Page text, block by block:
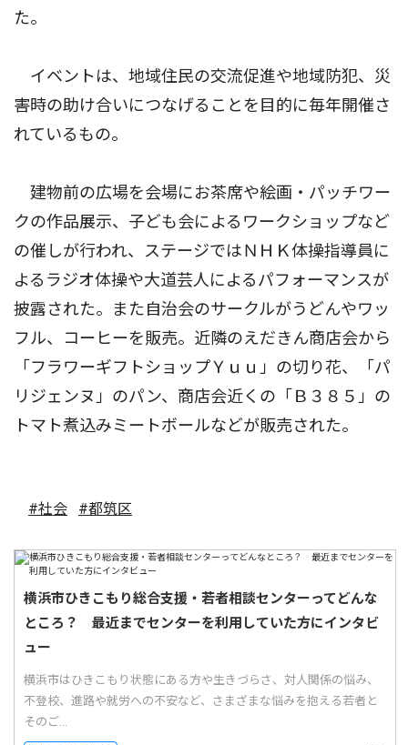
た。
イベントは、地域住民の交流促進や地域防犯、災
害時の助け合いにつなげることを目的に毎年開催さ
れているもの。
建物前の広場を会場にお茶席や絵画・パッチワー
クの作品展示、子ども会によるワークショップなど
の催しが行われ、ステージではＮＨＫ体操指導員に
よるラジオ体操や大道芸人によるパフォーマンスが
披露された。また自治会のサークルがうどんやワッ
フル、コーヒーを販売。近隣のえだきん商店会から
「フラワーギフトショップＹｕｕ」の切り花、「パ
リジェンヌ」のパン、商店会近くの「Ｂ３８５」の
トマト煮込みミートボールなどが販売された。
#社会 #都筑区
横浜市ひきこもり総合支援・若者相談センターってどんな
ところ？ 最近までセンターを利用していた方にインタビ
ュー
横浜市はひきこもり状態にある方や生きづらさ、対人関係の悩み、
不登校、進路や就労への不安など、さまざまな悩みを抱える若者と
そのご...